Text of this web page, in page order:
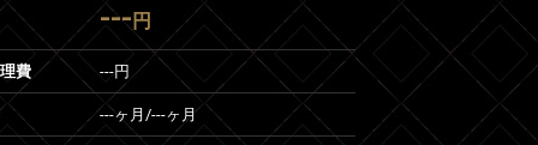
--- 円
費 ---円
---ヶ月 /---ヶ月